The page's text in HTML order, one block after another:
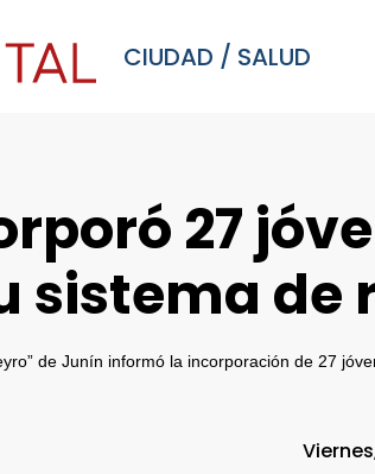
CIUDAD / SALUD
27
sistema de
de Junín informó la incorporación de 27